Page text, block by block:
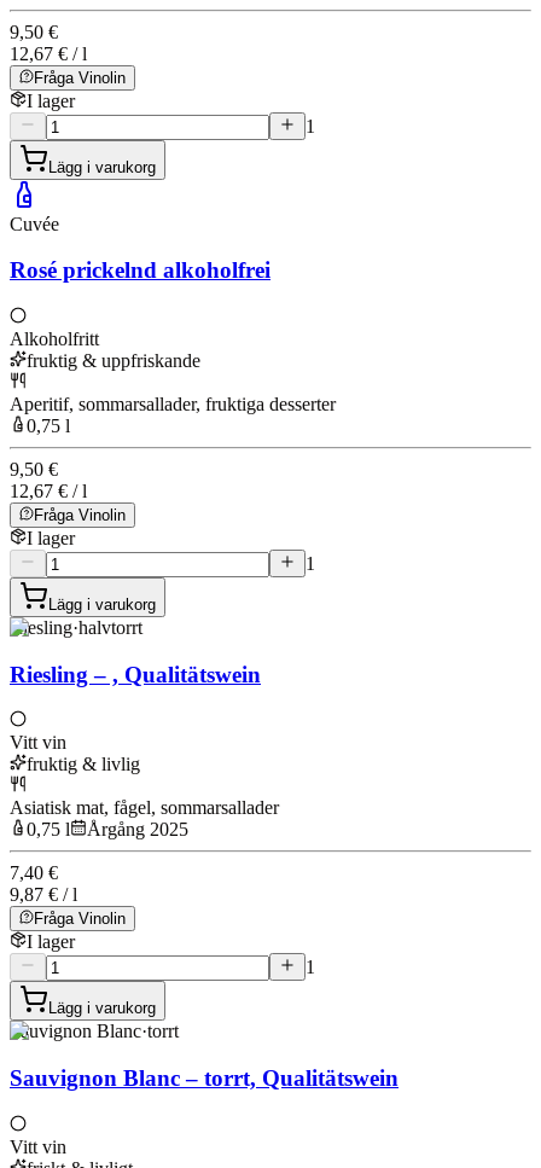
9,50 €
12,67 € / l
Fråga Vinolin
I lager
1
Lägg i varukorg
Cuvée
Rosé prickelnd alkoholfrei
Alkoholfritt
fruktig & uppfriskande
Aperitif, sommarsallader, fruktiga desserter
0,75 l
9,50 €
12,67 € / l
Fråga Vinolin
I lager
1
Lägg i varukorg
Riesling·halvtorrt
Riesling – , Qualitätswein
Vitt vin
fruktig & livlig
Asiatisk mat, fågel, sommarsallader
0,75 l
Årgång 2025
7,40 €
9,87 € / l
Fråga Vinolin
I lager
1
Lägg i varukorg
Sauvignon Blanc·torrt
Sauvignon Blanc – torrt, Qualitätswein
Vitt vin